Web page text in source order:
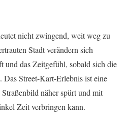
nicht zwingend, weit weg zu
Stadt verändern sich
und das Zeitgefühl, sobald sich die
Street-Kart-Erlebnis ist eine
näher spürt und mit
Zeit verbringen kann.